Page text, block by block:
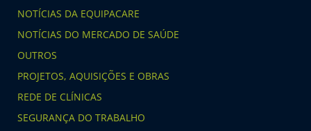
NOTÍCIAS DA EQUIPACARE
NOTÍCIAS DO MERCADO DE SAÚDE
OUTROS
PROJETOS, AQUISIÇÕES E OBRAS
REDE DE CLÍNICAS
SEGURANÇA DO TRABALHO